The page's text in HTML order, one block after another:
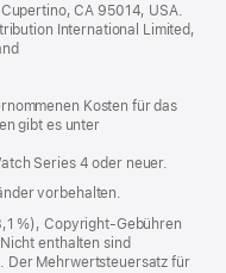
neues
Fenster)
CA 95014, USA.
International Limited,
Kosten für das
gibt es unter
Series 4 oder neuer.
vorbehalten.
%), Copyright-Gebühren
enthalten sind
Der Mehrwertsteuersatz für